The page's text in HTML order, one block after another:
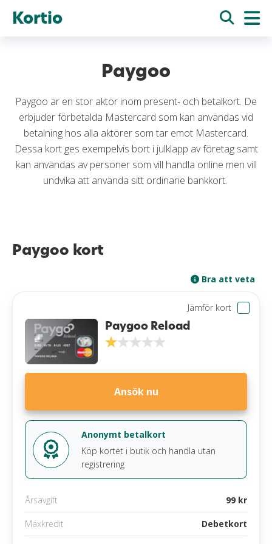
Kortio
Paygoo
Paygoo är en stor aktör inom present- och betalkort. De
erbjuder förbetalda Mastercard som kan användas vid
betalning hos alla aktörer som tar emot Mastercard.
Dessa kort ges exempelvis bort i julklapp av företag samt
kan användas av personer som vill handla online men vill
undvika att använda sitt ordinarie bankkort.
Paygoo kort
Bra att veta
Jämför kort
Paygoo Reload
Ansök nu
Anonymt betalkort
Köp kortet i butik och handla utan
registrering
Årsavgift 99 kr
Maxkredit Debetkort